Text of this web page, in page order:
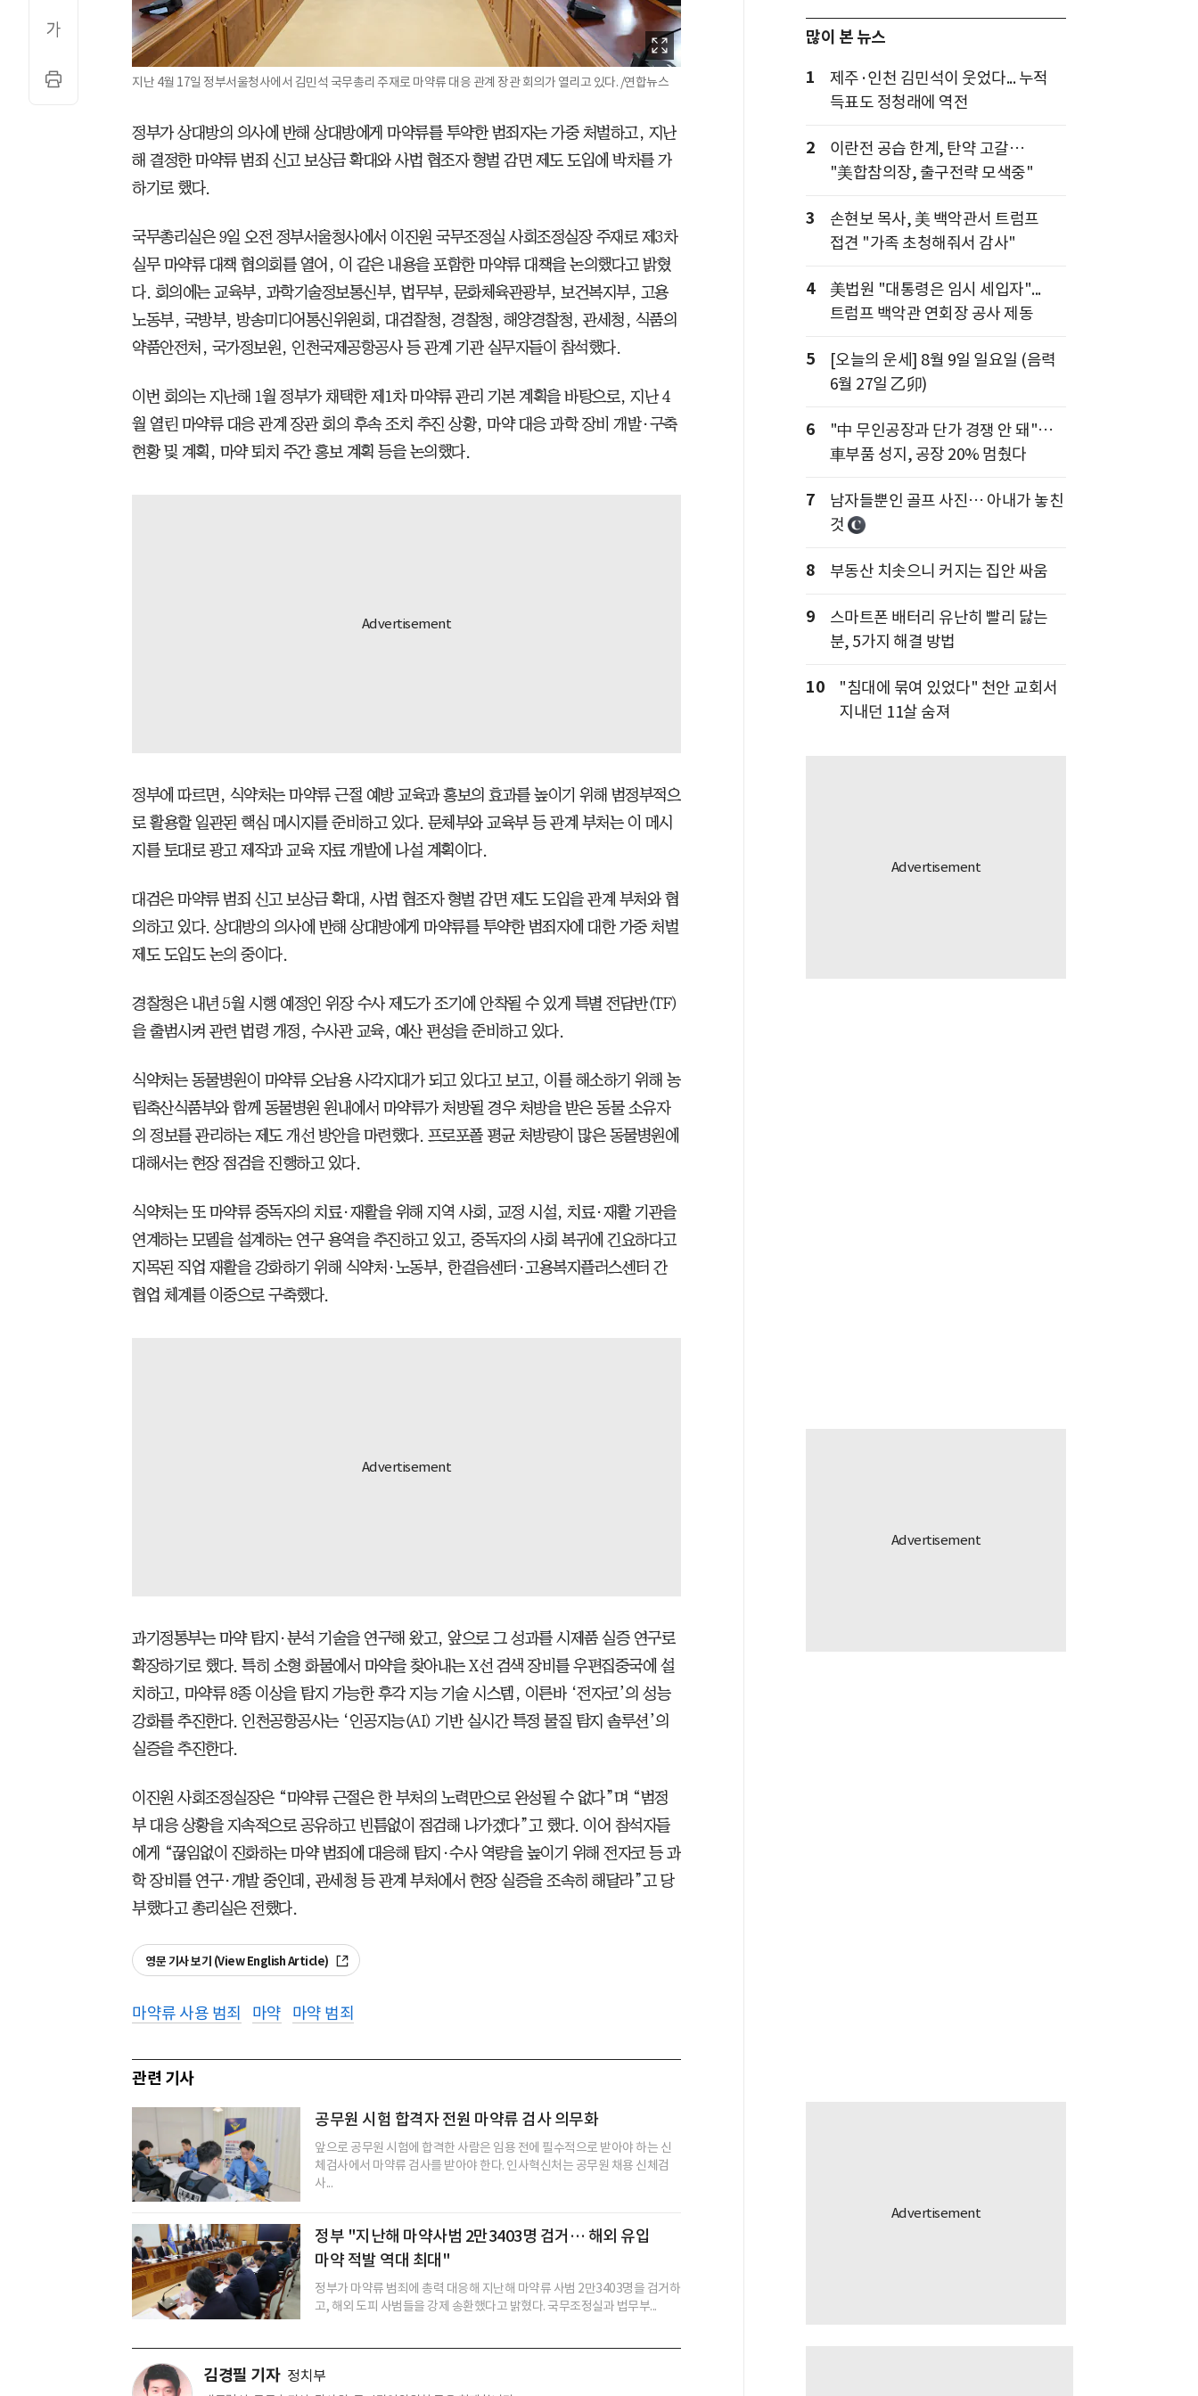
지난 4월 17일 정부서울청사에서 김민석 국무총리 주재로 마약류 대응 관계 장관 회의가 열리고 있다. /연합뉴스
정부가 상대방의 의사에 반해 상대방에게 마약류를 투약한 범죄자는 가중 처벌하고, 지난
해 결정한 마약류 범죄 신고 보상금 확대와 사법 협조자 형벌 감면 제도 도입에 박차를 가
하기로 했다.
국무총리실은 9일 오전 정부서울청사에서 이진원 국무조정실 사회조정실장 주재로 제3차
실무 마약류 대책 협의회를 열어, 이 같은 내용을 포함한 마약류 대책을 논의했다고 밝혔
다. 회의에는 교육부, 과학기술정보통신부, 법무부, 문화체육관광부, 보건복지부, 고용
노동부, 국방부, 방송미디어통신위원회, 대검찰청, 경찰청, 해양경찰청, 관세청, 식품의
약품안전처, 국가정보원, 인천국제공항공사 등 관계 기관 실무자들이 참석했다.
이번 회의는 지난해 1월 정부가 채택한 제1차 마약류 관리 기본 계획을 바탕으로, 지난 4
월 열린 마약류 대응 관계 장관 회의 후속 조치 추진 상황, 마약 대응 과학 장비 개발·구축
현황 및 계획, 마약 퇴치 주간 홍보 계획 등을 논의했다.
정부에 따르면, 식약처는 마약류 근절 예방 교육과 홍보의 효과를 높이기 위해 범정부적으
로 활용할 일관된 핵심 메시지를 준비하고 있다. 문체부와 교육부 등 관계 부처는 이 메시
지를 토대로 광고 제작과 교육 자료 개발에 나설 계획이다.
대검은 마약류 범죄 신고 보상금 확대, 사법 협조자 형벌 감면 제도 도입을 관계 부처와 협
의하고 있다. 상대방의 의사에 반해 상대방에게 마약류를 투약한 범죄자에 대한 가중 처벌
제도 도입도 논의 중이다.
경찰청은 내년 5월 시행 예정인 위장 수사 제도가 조기에 안착될 수 있게 특별 전담반(TF)
을 출범시켜 관련 법령 개정, 수사관 교육, 예산 편성을 준비하고 있다.
식약처는 동물병원이 마약류 오남용 사각지대가 되고 있다고 보고, 이를 해소하기 위해 농
림축산식품부와 함께 동물병원 원내에서 마약류가 처방될 경우 처방을 받은 동물 소유자
의 정보를 관리하는 제도 개선 방안을 마련했다. 프로포폴 평균 처방량이 많은 동물병원에
대해서는 현장 점검을 진행하고 있다.
식약처는 또 마약류 중독자의 치료·재활을 위해 지역 사회, 교정 시설, 치료·재활 기관을
연계하는 모델을 설계하는 연구 용역을 추진하고 있고, 중독자의 사회 복귀에 긴요하다고
지목된 직업 재활을 강화하기 위해 식약처·노동부, 한걸음센터·고용복지플러스센터 간
협업 체계를 이중으로 구축했다.
과기정통부는 마약 탐지·분석 기술을 연구해 왔고, 앞으로 그 성과를 시제품 실증 연구로
확장하기로 했다. 특히 소형 화물에서 마약을 찾아내는 X선 검색 장비를 우편집중국에 설
치하고, 마약류 8종 이상을 탐지 가능한 후각 지능 기술 시스템, 이른바 ‘전자코’의 성능
강화를 추진한다. 인천공항공사는 ‘인공지능(AI) 기반 실시간 특정 물질 탐지 솔루션’의
실증을 추진한다.
이진원 사회조정실장은 “마약류 근절은 한 부처의 노력만으로 완성될 수 없다”며 “범정
부 대응 상황을 지속적으로 공유하고 빈틈없이 점검해 나가겠다”고 했다. 이어 참석자들
에게 “끊임없이 진화하는 마약 범죄에 대응해 탐지·수사 역량을 높이기 위해 전자코 등 과
학 장비를 연구·개발 중인데, 관세청 등 관계 부처에서 현장 실증을 조속히 해달라”고 당
부했다고 총리실은 전했다.
영문 기사 보기 (View English Article)
마약류 사용 범죄 마약 마약 범죄
관련 기사
공무원 시험 합격자 전원 마약류 검사 의무화
앞으로 공무원 시험에 합격한 사람은 임용 전에 필수적으로 받아야 하는 신
체검사에서 마약류 검사를 받아야 한다. 인사혁신처는 공무원 채용 신체검
사...
정부 "지난해 마약사범 2만3403명 검거… 해외 유입
마약 적발 역대 최대"
정부가 마약류 범죄에 총력 대응해 지난해 마약류 사범 2만3403명을 검거하
고, 해외 도피 사범들을 강제 송환했다고 밝혔다. 국무조정실과 법무부...
김경필 기자 정치부
많이 본 뉴스
1
제주·인천 김민석이 웃었다... 누적
득표도 정청래에 역전
2
이란전 공습 한계, 탄약 고갈…
"美합참의장, 출구전략 모색중"
3
손현보 목사, 美 백악관서 트럼프
접견 "가족 초청해줘서 감사"
4
美법원 "대통령은 임시 세입자"...
트럼프 백악관 연회장 공사 제동
5
[오늘의 운세] 8월 9일 일요일 (음력
6월 27일 乙卯)
6
"中 무인공장과 단가 경쟁 안 돼"…
車부품 성지, 공장 20% 멈췄다
7
남자들뿐인 골프 사진… 아내가 놓친
것
8 부동산 치솟으니 커지는 집안 싸움
9
스마트폰 배터리 유난히 빨리 닳는
분, 5가지 해결 방법
10
"침대에 묶여 있었다" 천안 교회서
지내던 11살 숨져